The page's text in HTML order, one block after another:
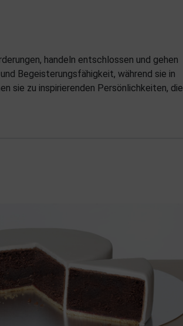
handeln entschlossen und gehen
Begeisterungsfähigkeit, während sie in
sie zu inspirierenden Persönlichkeiten, die